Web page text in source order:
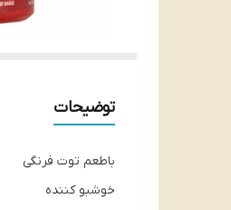
توضیحات
باطعم توت فرنگی
خوشبو کننده